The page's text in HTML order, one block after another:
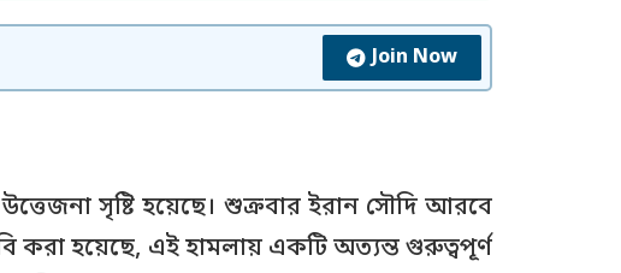
Join Now
সৃষ্টি হয়েছে। শুক্রবার ইরান সৌদি আরবে
করা হয়েছে, এই হামলায় একটি অত্যন্ত গুরুত্বপূর্ণ